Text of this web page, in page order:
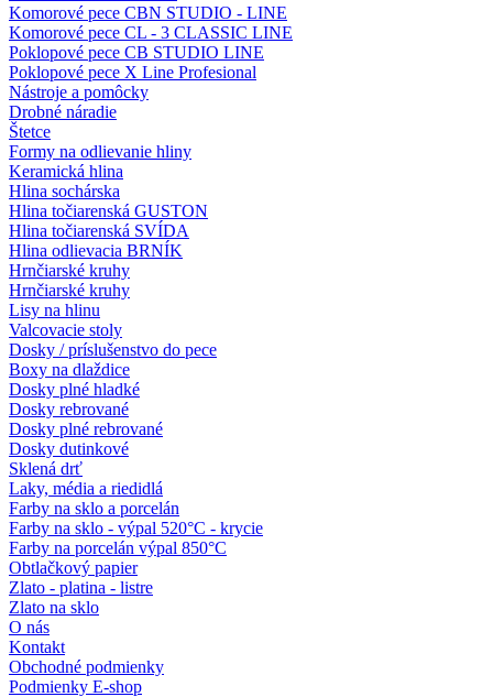
Komorové pece CBN STUDIO - LINE
Komorové pece CL - 3 CLASSIC LINE
Poklopové pece CB STUDIO LINE
Poklopové pece X Line Profesional
Nástroje a pomôcky
Drobné náradie
Štetce
Formy na odlievanie hliny
Keramická hlina
Hlina sochárska
Hlina točiarenská GUSTON
Hlina točiarenská SVÍDA
Hlina odlievacia BRNÍK
Hrnčiarské kruhy
Hrnčiarské kruhy
Lisy na hlinu
Valcovacie stoly
Dosky / príslušenstvo do pece
Boxy na dlaždice
Dosky plné hladké
Dosky rebrované
Dosky plné rebrované
Dosky dutinkové
Sklená drť
Laky, média a riedidlá
Farby na sklo a porcelán
Farby na sklo - výpal 520°C - krycie
Farby na porcelán výpal 850°C
Obtlačkový papier
Zlato - platina - listre
Zlato na sklo
O nás
Kontakt
Obchodné podmienky
Podmienky E-shop